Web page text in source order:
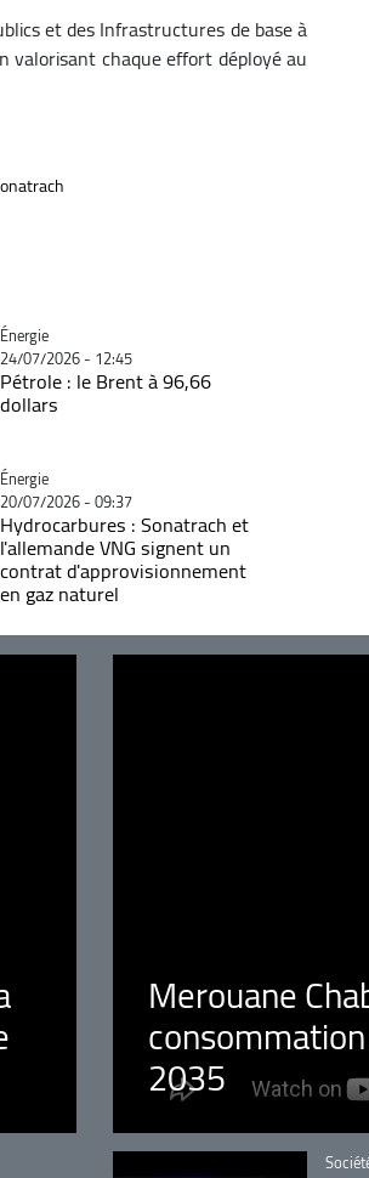
et des Infrastructures de base à
chaque effort déployé au
Catégorie
Énergie
24/07/2026 - 12:45
Pétrole : le Brent à 96,66
dollars
Catégorie
Énergie
20/07/2026 - 09:37
Hydrocarbures : Sonatrach et
l'allemande VNG signent un
contrat d'approvisionnement
en gaz naturel
Merouane
2035